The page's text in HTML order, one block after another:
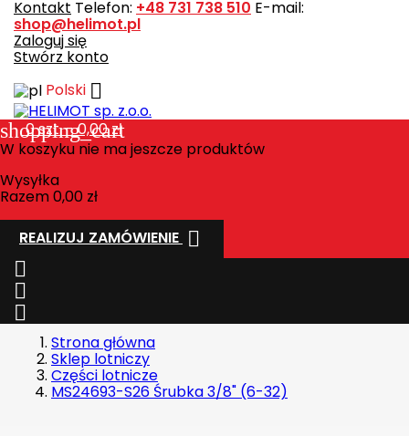
Kontakt Telefon: +48 731 738 510 E-mail:
shop@helimot.pl
Zaloguj się
Stwórz konto
Polski 
shopping_cart
0szt. - 0,00 zł
W koszyku nie ma jeszcze produktów
Wysyłka
Razem0,00 zł
REALIZUJ ZAMÓWIENIE 



Strona główna
Sklep lotniczy
Części lotnicze
MS24693-S26 Śrubka 3/8" (6-32)